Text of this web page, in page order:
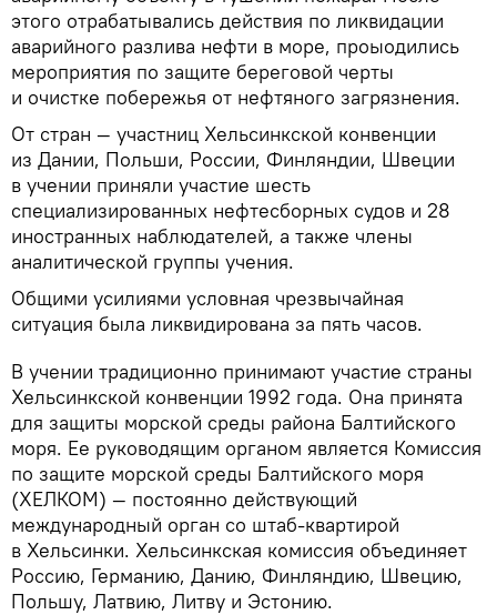
этого отрабатывались действия по ликвидации
аварийного разлива нефти в море, проыодились
мероприятия по защите береговой черты
и очистке побережья от нефтяного загрязнения.
От стран — участниц Хельсинкской конвенции
из Дании, Польши, России, Финляндии, Швеции
в учении приняли участие шесть
специализированных нефтесборных судов и 28
иностранных наблюдателей, а также члены
аналитической группы учения.
Общими усилиями условная чрезвычайная
ситуация была ликвидирована за пять часов.
В учении традиционно принимают участие страны
Хельсинкской конвенции 1992 года. Она принята
для защиты морской среды района Балтийского
моря. Ее руководящим органом является Комиссия
по защите морской среды Балтийского моря
(ХЕЛКОМ) — постоянно действующий
международный орган со штаб-квартирой
в Хельсинки. Хельсинкская комиссия объединяет
Россию, Германию, Данию, Финляндию, Швецию,
Польшу, Латвию, Литву и Эстонию.